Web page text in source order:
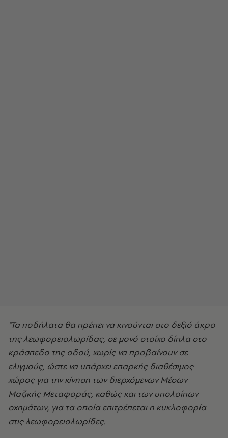
"Τα ποδήλατα θα πρέπει να κινούνται στο δεξιό άκρο
της λεωφορειολωρίδας, σε μονό στοίχο δίπλα στο
κράσπεδο της οδού, χωρίς να προβαίνουν σε
ελιγμούς, ώστε να υπάρχει επαρκής διαθέσιμος
χώρος για την κίνηση των διερχόμενων Μέσων
Μαζικής Μεταφοράς, καθώς και των υπολοίπων
οχημάτων, για τα οποία επιτρέπεται η κυκλοφορία
στις λεωφορειολωρίδες.